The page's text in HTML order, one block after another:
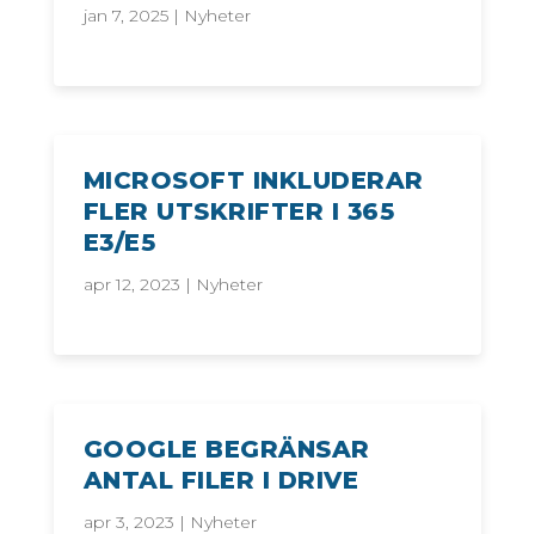
jan 7, 2025| Nyheter
MICROSOFT INKLUDERAR
FLER UTSKRIFTER I 365
E3/E5
apr 12, 2023 | Nyheter
GOOGLE BEGRÄNSAR
ANTAL FILER I DRIVE
apr 3, 2023 | Nyheter